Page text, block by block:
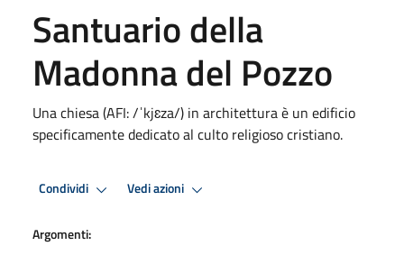
Santuario della
Madonna del Pozzo
Una chiesa (AFI: /ˈkjɛza/) in architettura è un edificio
specificamente dedicato al culto religioso cristiano.
Condividi Vedi azioni
Argomenti: